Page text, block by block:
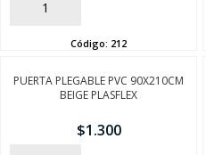
AÑADIR
Código: 212
PUERTA PLEGABLE PVC 90X210CM
BEIGE PLASFLEX
$1.300